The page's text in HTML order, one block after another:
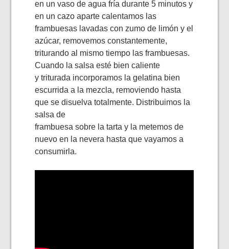
en un vaso de agua fría durante 5 minutos y
en un cazo aparte calentamos las
frambuesas lavadas con zumo de limón y el
azúcar, removemos constantemente,
triturando al mismo tiempo las frambuesas.
Cuando la salsa esté bien caliente
y triturada incorporamos la gelatina bien
escurrida a la mezcla, removiendo hasta
que se disuelva totalmente. Distribuimos la
salsa de
frambuesa sobre la tarta y la metemos de
nuevo en la nevera hasta que vayamos a
consumirla.